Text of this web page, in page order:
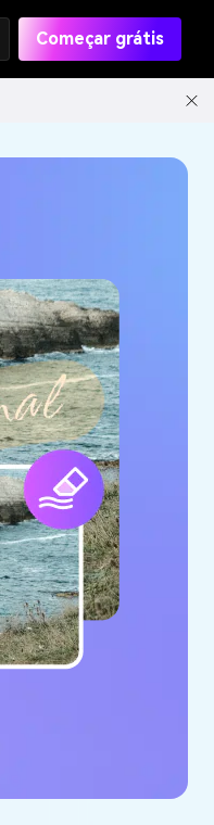
Começar grátis